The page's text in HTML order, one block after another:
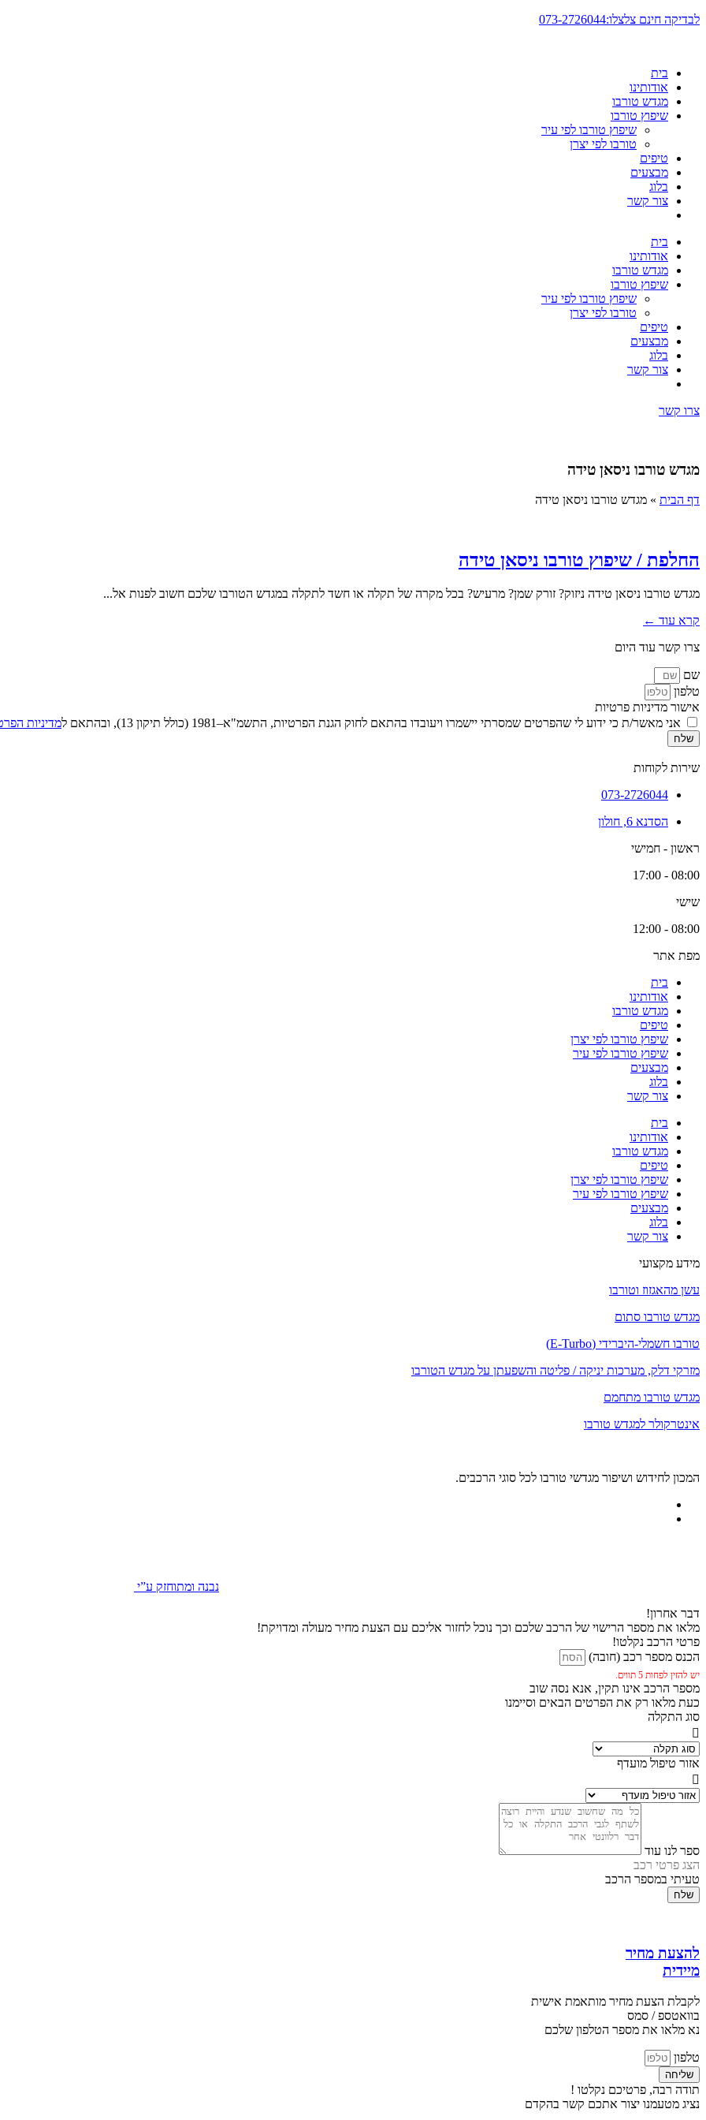
דלג
לבדיקה חינם צלצלו:073-2726044
בית
אודותינו
מגדש טורבו
שיפוץ טורבו
שיפוץ טורבו לפי עיר
טורבו לפי יצרן
טיפים
מבצעים
בלוג
צור קשר
בית
אודותינו
מגדש טורבו
שיפוץ טורבו
שיפוץ טורבו לפי עיר
טורבו לפי יצרן
טיפים
מבצעים
בלוג
צור קשר
צרו קשר
מגדש טורבו ניסאן טידה
דף הבית » מגדש טורבו ניסאן טידה
החלפת / שיפוץ טורבו ניסאן טידה
מגדש טורבו ניסאן טידה ניזוק? זורק שמן? מרעיש? בכל מקרה של תקלה או חשד לתקלה במגדש הטורבו שלכם חשוב לפנות אל...
קרא עוד ←
צרו קשר עוד היום
שם
טלפון
אישור מדיניות פרטיות
אני מאשר/ת כי ידוע לי שהפרטים שמסרתי יישמרו ויעובדו בהתאם לחוק הגנת הפרטיות, התשמ"א–1981 (כולל תיקון 13), ובהתאם ל
מדיניות
שלח
שירות לקוחות
073-2726044
הסדנא 6, חולון
ראשון - חמישי
08:00 - 17:00
שישי
08:00 - 12:00
מפת אתר
בית
אודותינו
מגדש טורבו
טיפים
שיפוץ טורבו לפי יצרן
שיפוץ טורבו לפי עיר
מבצעים
בלוג
צור קשר
בית
אודותינו
מגדש טורבו
טיפים
שיפוץ טורבו לפי יצרן
שיפוץ טורבו לפי עיר
מבצעים
בלוג
צור קשר
מידע מקצועי
עשן מהאגזוז וטורבו
מגדש טורבו סתום
טורבו חשמלי-היברידי (E-Turbo)
מזרקי דלק, מערכות יניקה / פליטה והשפעתן על מגדש הטורבו
מגדש טורבו מתחמם
אינטרקולר למגדש טורבו
המכון לחידוש ושיפור מגדשי טורבו לכל סוגי הרכבים.
נבנה ומתוחזק ע”י
דבר אחרון!
מלאו את מספר הרישוי של הרכב שלכם וכך נוכל לחזור אליכם עם הצעת מחיר מעולה ומדויקת!
פרטי הרכב נקלטו!
הכנס מספר רכב (חובה)
יש להזין לפחות 5 תווים.
מספר הרכב אינו תקין, אנא נסה שוב
כעת מלאו רק את הפרטים הבאים וסיימנו
סוג התקלה
אזור טיפול מועדף
ספר לנו עוד
הצג פרטי רכב
טעיתי במספר הרכב
שלח
להצעת מחיר
מיידית
לקבלת הצעת מחיר מותאמת אישית
בוואטספ / סמס
נא מלאו את מספר הטלפון שלכם
טלפון
שליחה
תודה רבה, פרטיכם נקלטו !
נציג מטעמנו יצור אתכם קשר בהקדם